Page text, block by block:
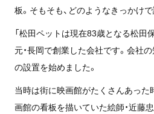
板。そもそも、どのようなきっかけ
「松田ペットは現在83歳となる松田
元・長岡で創業した会社です。会社
の設置を始めました。
当時は街に映画館がたくさんあった
画館の看板を描いていた絵師・近藤